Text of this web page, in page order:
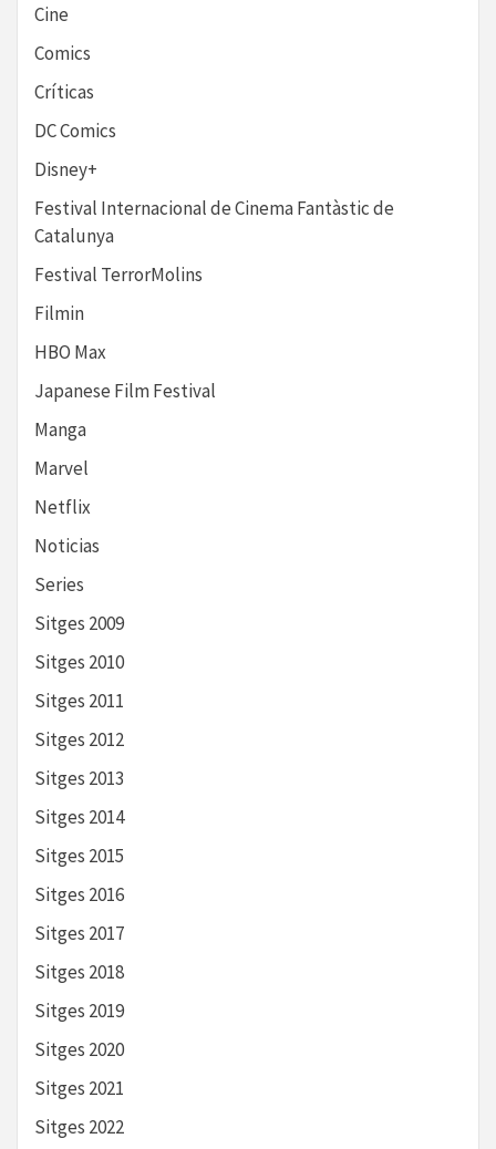
Cine
Comics
Críticas
DC Comics
Disney+
Festival Internacional de Cinema Fantàstic de
Catalunya
Festival TerrorMolins
Filmin
HBO Max
Japanese Film Festival
Manga
Marvel
Netflix
Noticias
Series
Sitges 2009
Sitges 2010
Sitges 2011
Sitges 2012
Sitges 2013
Sitges 2014
Sitges 2015
Sitges 2016
Sitges 2017
Sitges 2018
Sitges 2019
Sitges 2020
Sitges 2021
Sitges 2022